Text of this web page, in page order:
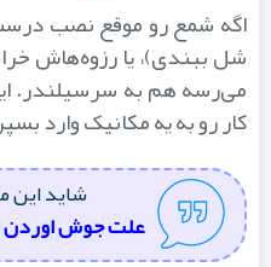
اگه شمع رو موقع نصب درست
شل ببندی)، یا رزوه‌هاش
می‌رسه هم به سرسیلندر.
کار رو به یه مکانیک وارد
شاید این
علت جوش اوردن